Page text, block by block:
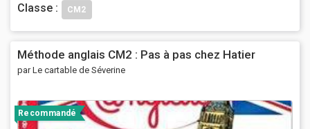
Classe :
CM2
Méthode anglais CM2 : Pas à pas chez Hatier
par Le cartable de Séverine
Recommandé